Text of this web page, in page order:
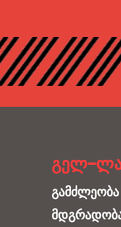
გელ-
გამძლეობა